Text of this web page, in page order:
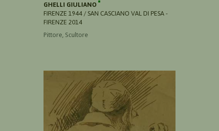
GHELLI GIULIANO
FIRENZE 1944 / SAN CASCIANO VAL DI PESA -
FIRENZE 2014
Pittore, Scultore